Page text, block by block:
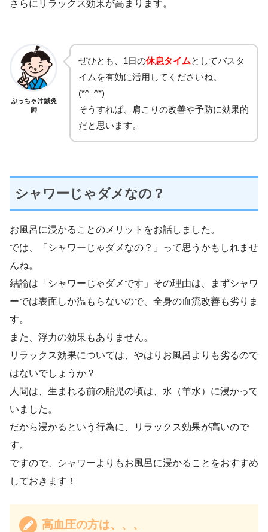
さらにリラックス効果が高まります。
ぶっちゃけ鍼灸
師
ぜひとも、1日の休息タイムとしてバスタ
イムを有効に活用してくださいね。
(*^_^*)
そうすれば、肩こりの改善や予防に効果的
だと思います。
シャワーじゃダメなの？
お風呂に浸かることのメリットをお話しました。
では、「シャワーじゃダメなの？」って思うかもしれませ
んね。
結論は「シャワーじゃダメです」その理由は、まずシャワ
ーでは表面しか温もらないので、全身の血流改善も劣りま
す。
また、浮力の効果もありません。
リラックス効果については、やはりお風呂よりも劣るので
はないでしょうか？
人間は、生まれる前の胎児の頃は、水（羊水）に浸かって
いました。
だから浸かるという行為に、リラックス効果が高いので
す。
ですので、シャワーよりもお風呂に浸かることをおすすめ
しておきます！
高血圧の方は、、、